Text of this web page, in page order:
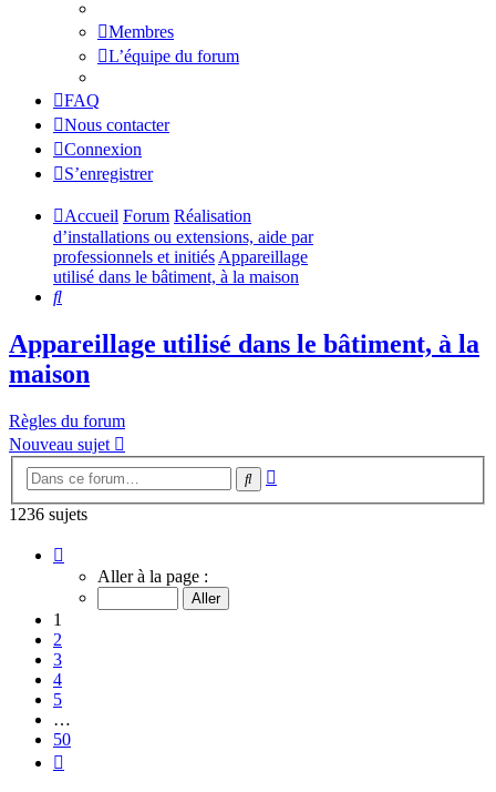
Membres
L’équipe du forum
FAQ
Nous contacter
Connexion
S’enregistrer
Accueil Forum Réalisation
d’installations ou extensions, aide par
professionnels et initiésAppareillage
utilisé dans le bâtiment, à la maison
Rechercher
Appareillage utilisé dans le bâtiment, à la
maison
Règles du forum
Nouveau sujet
Rechercher
1236 sujets
sur
Aller à la page :
1
2
3
4
5
…
50